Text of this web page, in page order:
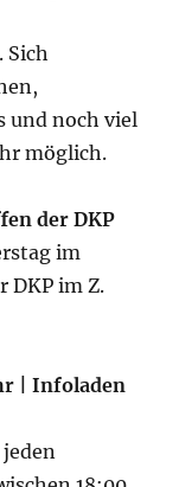
Sich
und noch viel
möglich.
der DKP
im
DKP im Z.
| Infoladen